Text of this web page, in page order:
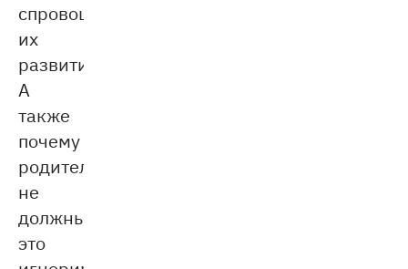
спровоцировать
их
развитие.
А
также
почему
родители
не
должны
это